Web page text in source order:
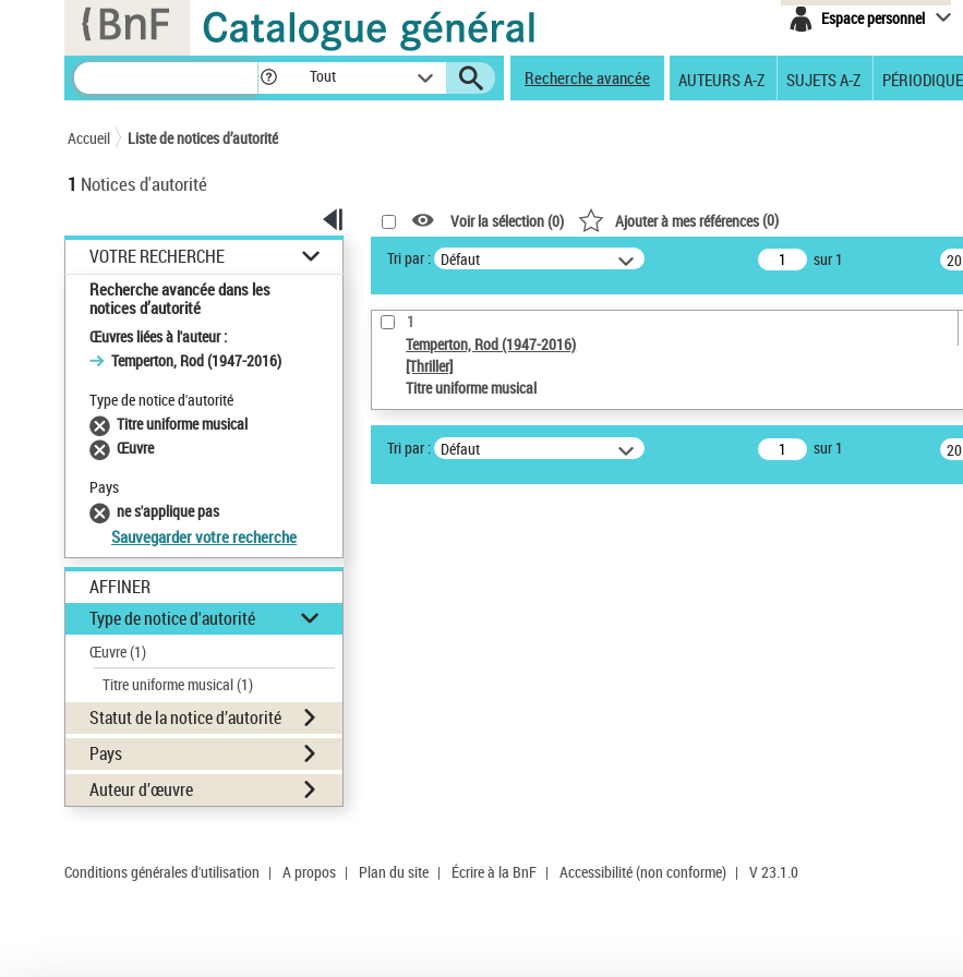
Espace personnel
Tout Recherche avancée AUTEURS A-Z SUJETS A-Z
Accueil Liste de notices d’autorité
1 Notices d'autorité
VOTRE RECHERCHE
Recherche avancée dans les
notices d’autorité
Œuvres liées à l'auteur :
Temperton, Rod (1947-2016)
Type de notice d'autorité
Titre uniforme musical
Œuvre
Pays
ne s'applique pas
Sauvegarder votre recherche
AFFINER
Type de notice d'autorité
Œuvre(1)
Titre uniforme musical(1)
Statut de la notice d’autorité
Pays
Auteur d’œuvre
Voir la sélection (0) Ajouter à mes références(0)
Tri par : Défaut sur 1
1
Temperton, Rod (1947-2016)
[Thriller]
Titre uniforme musical
Tri par : Défaut sur 1
Conditions générales d'utilisation | A propos | Plan du site | Écrire à la BnF | Accessibilité (non conforme) | V 23.1.0
Panneau de gestion des cookies